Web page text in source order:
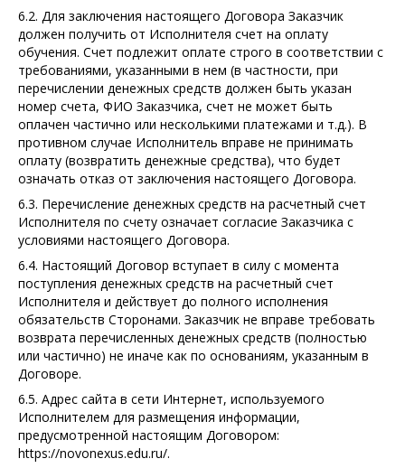
6.2. Для заключения настоящего Договора Заказчик
должен получить от Исполнителя счет на оплату
обучения. Счет подлежит оплате строго в соответствии с
требованиями, указанными в нем (в частности, при
перечислении денежных средств должен быть указан
номер счета, ФИО Заказчика, счет не может быть
оплачен частично или несколькими платежами и т.д.). В
противном случае Исполнитель вправе не принимать
оплату (возвратить денежные средства), что будет
означать отказ от заключения настоящего Договора.
6.3. Перечисление денежных средств на расчетный счет
Исполнителя по счету означает согласие Заказчика с
условиями настоящего Договора.
6.4. Настоящий Договор вступает в силу с момента
поступления денежных средств на расчетный счет
Исполнителя и действует до полного исполнения
обязательств Сторонами. Заказчик не вправе требовать
возврата перечисленных денежных средств (полностью
или частично) не иначе как по основаниям, указанным в
Договоре.
6.5. Адрес сайта в сети Интернет, используемого
Исполнителем для размещения информации,
предусмотренной настоящим Договором:
https://novonexus.edu.ru/.